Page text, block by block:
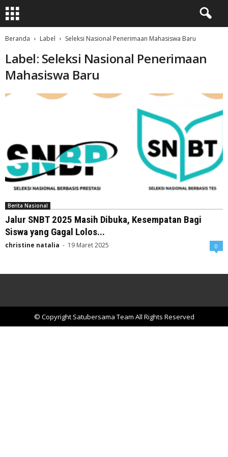
Beranda Label Seleksi Nasional Penerimaan Mahasiswa Baru
Label: Seleksi Nasional Penerimaan
Mahasiswa Baru
Berita Nasional
Jalur SNBT 2025 Masih Dibuka, Kesempatan Bagi
Siswa yang Gagal Lolos...
christine natalia - 19 Maret 2025 0
© Copyright Satubersama Team All Rights Reserved